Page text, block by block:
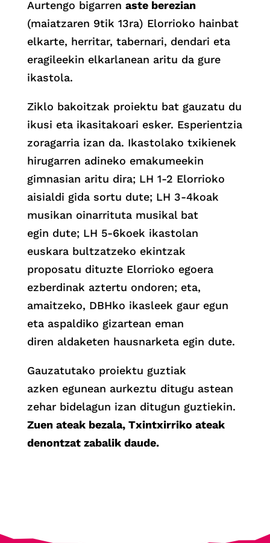
Aurtengo bigarren aste berezian
(maiatzaren 9tik 13ra) Elorrioko hainbat
elkarte, herritar, tabernari, dendari eta
eragileekin elkarlanean aritu da gure
ikastola.
Ziklo bakoitzak proiektu bat gauzatu du
ikusi eta ikasitakoari esker. Esperientzia
zoragarria izan da. Ikastolako txikienek
hirugarren adineko emakumeekin
gimnasian aritu dira; LH 1-2 Elorrioko
aisialdi gida sortu dute; LH 3-4koak
musikan oinarrituta musikal bat
egin dute; LH 5-6koek ikastolan
euskara bultzatzeko ekintzak
proposatu dituzte Elorrioko egoera
ezberdinak aztertu ondoren; eta,
amaitzeko, DBHko ikasleek gaur egun
eta aspaldiko gizartean eman
diren aldaketen hausnarketa egin dute.
Gauzatutako proiektu guztiak
azken egunean aurkeztu ditugu astean
zehar bidelagun izan ditugun guztiekin.
Zuen ateak bezala, Txintxirriko ateak
denontzat zabalik daude.